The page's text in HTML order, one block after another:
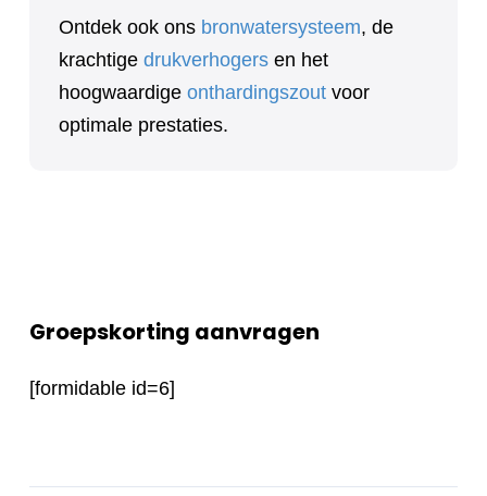
Ontdek ook ons bronwatersysteem, de
krachtige drukverhogers en het
hoogwaardige onthardingszout voor
optimale prestaties.
Groepskorting aanvragen
[formidable id=6]